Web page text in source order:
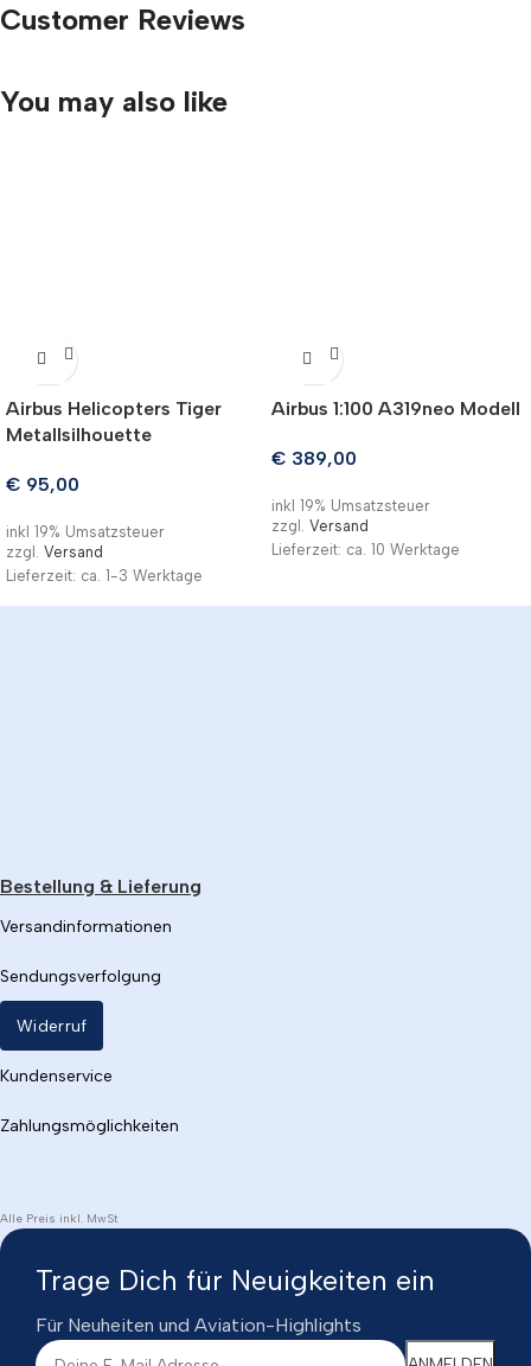
Customer Reviews
You may also like
Airbus Helicopters Tiger
Metallsilhouette
€ 95,00
inkl 19% Umsatzsteuer
zzgl. Versand
Lieferzeit: ca. 1-3 Werktage
Airbus 1:100 A319neo Modell
€ 389,00
inkl 19% Umsatzsteuer
zzgl. Versand
Lieferzeit: ca. 10 Werktage
Bestellung & Lieferung
Versandinformationen
Sendungsverfolgung
Widerruf
Kundenservice
Zahlungsmöglichkeiten
Alle Preis inkl. MwSt
Trage Dich für Neuigkeiten ein
Für Neuheiten und Aviation-Highlights